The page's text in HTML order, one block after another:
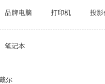
品牌电脑 打印机 投影
笔记本
尔